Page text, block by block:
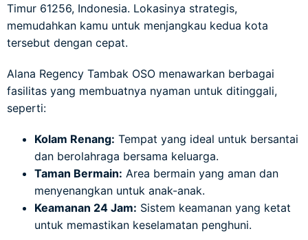
Timur 61256, Indonesia. Lokasinya strategis,
memudahkan kamu untuk menjangkau kedua kota
tersebut dengan cepat.
Alana Regency Tambak OSO menawarkan berbagai
fasilitas yang membuatnya nyaman untuk ditinggali,
seperti:
Kolam Renang: Tempat yang ideal untuk bersantai
dan berolahraga bersama keluarga.
Taman Bermain: Area bermain yang aman dan
menyenangkan untuk anak-anak.
Keamanan 24 Jam: Sistem keamanan yang ketat
untuk memastikan keselamatan penghuni.